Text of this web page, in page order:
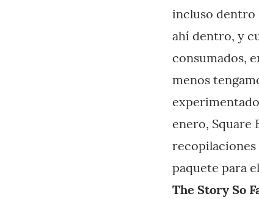
incluso dentro
ahí dentro, y
consumados,
menos
enero, Square
recopilaciones
paquete para
The Story So